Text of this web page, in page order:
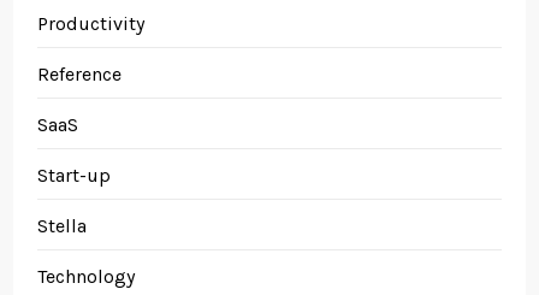
Productivity
Reference
SaaS
Start-up
Stella
Technology